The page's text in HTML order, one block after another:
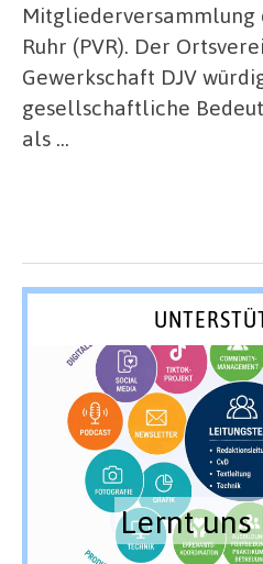
Mitgliederversammlung
Ruhr (PVR). Der
Gewerkschaft DJV
gesellschaftliche
als …
Lernt uns